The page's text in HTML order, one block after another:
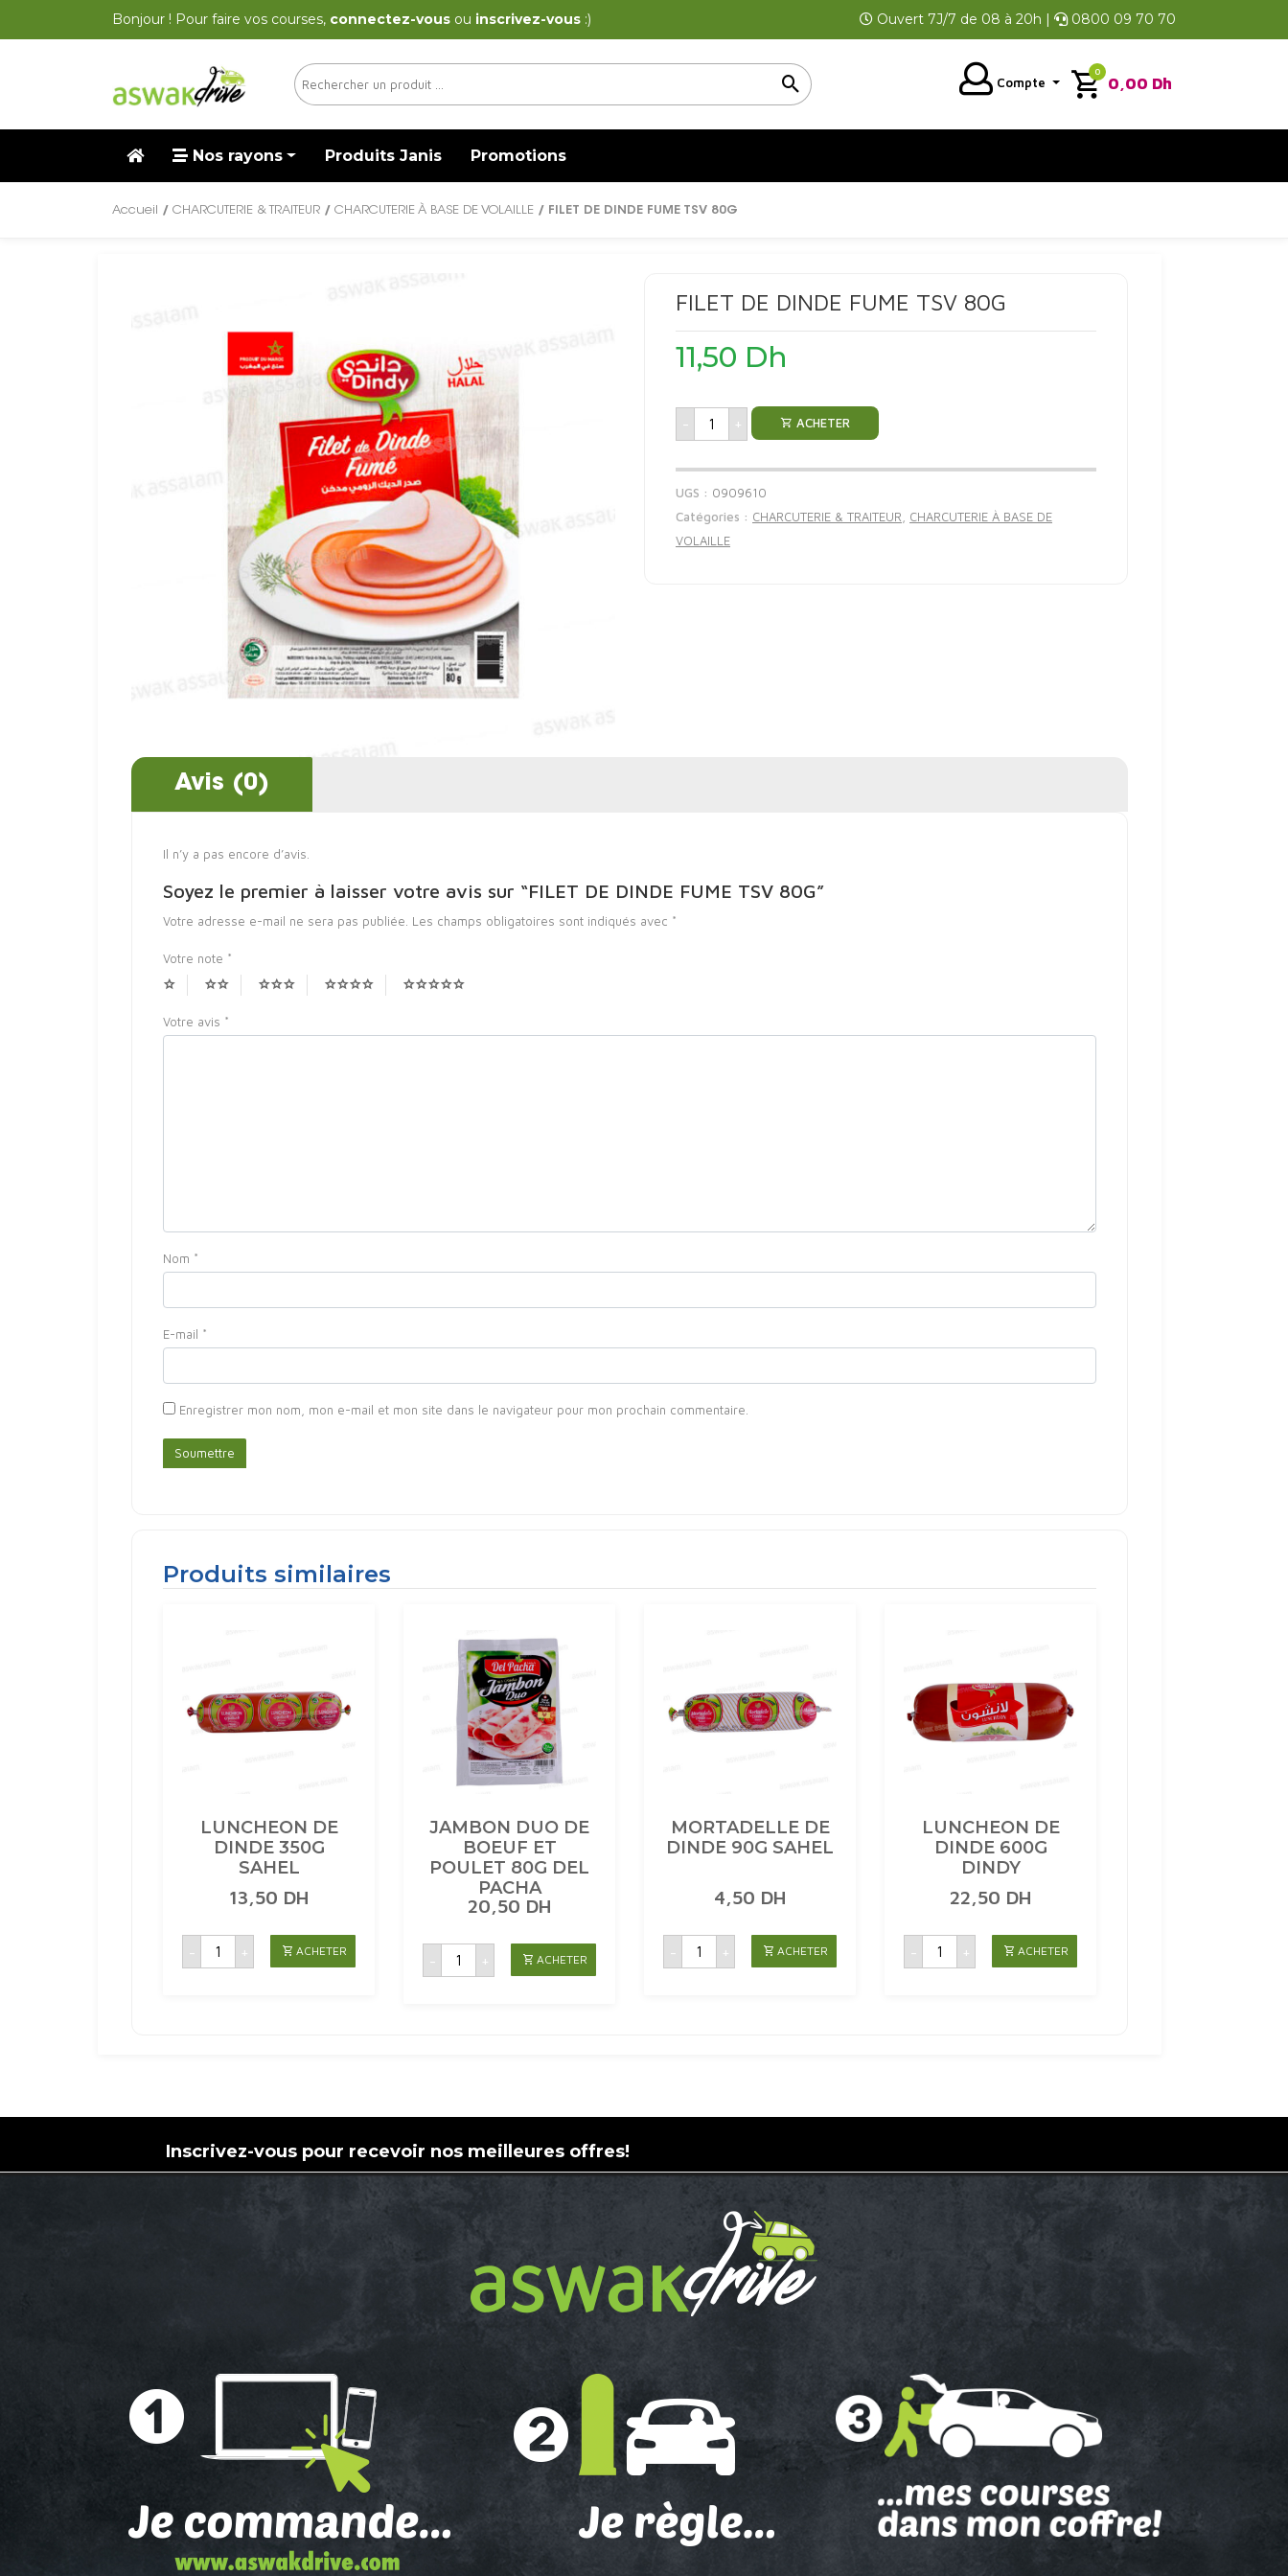
Bonjour ! Pour faire vos courses, connectez-vous ou inscrivez-vous :) Ouvert 7J/7 de 08 à 20h | 0800 09 70 70
Compte 0,00 Dh
0
Nos rayons Produits Janis Promotions
Accueil / CHARCUTERIE & TRAITEUR / CHARCUTERIE À BASE DE VOLAILLE / FILET DE DINDE FUME TSV 80G
FILET DE DINDE FUME TSV 80G
11,50 Dh
- + ACHETER
UGS : 0909610
Catégories : CHARCUTERIE & TRAITEUR, CHARCUTERIE À BASE DE
VOLAILLE
Avis (0)
Il n’y a pas encore d’avis.
Soyez le premier à laisser votre avis sur “FILET DE DINDE FUME TSV 80G”
Votre adresse e-mail ne sera pas publiée. Les champs obligatoires sont indiqués avec *
Votre note *
Votre avis *
Nom *
E-mail *
Enregistrer mon nom, mon e-mail et mon site dans le navigateur pour mon prochain commentaire.
Produits similaires
LUNCHEON DE
DINDE 350G
SAHEL
13,50 DH
-
quantité
LUNCHEON
+ ACHETER
JAMBON DUO DE
BOEUF ET
POULET 80G DEL
PACHA
20,50 DH
-
quantité
JAMBON
+ ACHETER
MORTADELLE DE
DINDE 90G SAHEL
4,50 DH
-
quantité
MORTADELLE
+ ACHETER
LUNCHEON DE
DINDE 600G
DINDY
22,50 DH
-
quantité
LUNCHEON
+ ACHETER
Inscrivez-vous pour recevoir nos meilleures offres!